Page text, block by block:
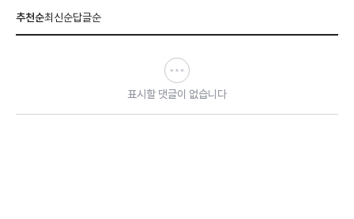
추천순최신순답글순
표시할 댓글이 없습니다